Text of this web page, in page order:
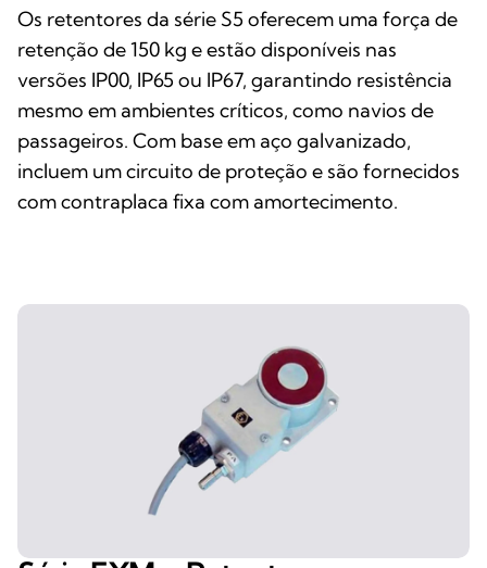
Os retentores da série S5 oferecem uma força de
retenção de 150 kg e estão disponíveis nas
versões IP00, IP65 ou IP67, garantindo resistência
mesmo em ambientes críticos, como navios de
passageiros. Com base em aço galvanizado,
incluem um circuito de proteção e são fornecidos
com contraplaca fixa com amortecimento.